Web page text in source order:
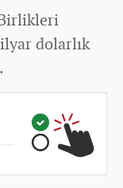
dolarlık